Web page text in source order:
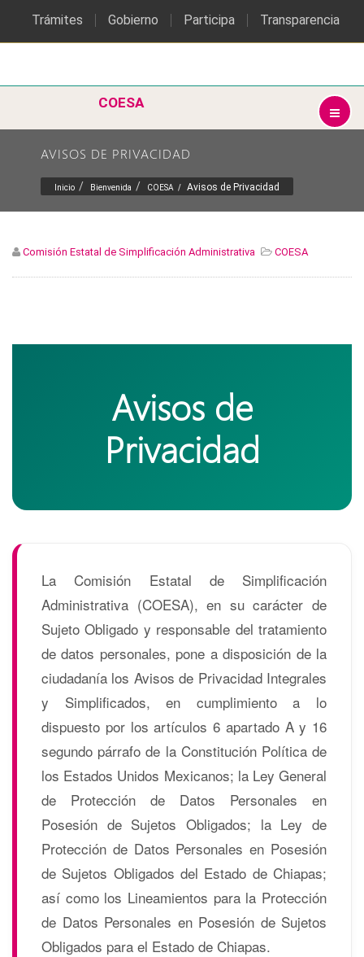
Trámites Gobierno Participa Transparencia
COESA
AVISOS DE PRIVACIDAD
Inicio Bienvenida COESA Avisos de Privacidad
Comisión Estatal de Simplificación Administrativa COESA
Avisos de
Privacidad
La Comisión Estatal de Simplificación
Administrativa (COESA), en su carácter de
Sujeto Obligado y responsable del tratamiento
de datos personales, pone a disposición de la
ciudadanía los Avisos de Privacidad Integrales
y Simplificados, en cumplimiento a lo
dispuesto por los artículos 6 apartado A y 16
segundo párrafo de la Constitución Política de
los Estados Unidos Mexicanos; la Ley General
de Protección de Datos Personales en
Posesión de Sujetos Obligados; la Ley de
Protección de Datos Personales en Posesión
de Sujetos Obligados del Estado de Chiapas;
así como los Lineamientos para la Protección
de Datos Personales en Posesión de Sujetos
Obligados para el Estado de Chiapas.